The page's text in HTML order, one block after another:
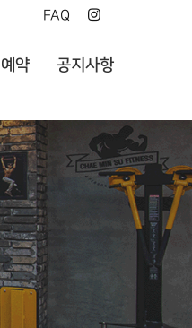
FAQ
약 공지사항